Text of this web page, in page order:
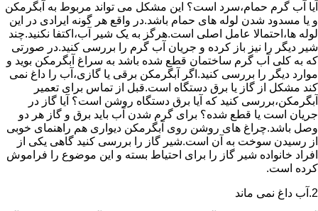
آیا آب گرم حمام،سرد است؟ این مشکل می تواند مربوط به آبگرمکن
و یا مسدود شدن لوله های حمام باشد.در واقع هر گونه ایرادی در این
لوله ها،احتمالا عامل اصلی است.هرگز به یک شیر آب،اکتفا نکنید.چند
شیر دیگر را نیز باز کرده و جریان آب گرم را بررسی کنید.در صورتی
که به کلی آب گرم ساختمان قطع شده باشد به سراغ آبگرمکن بوید و
موارد دیگر را بررسی کنید.اگر آبگرمکن برقی یا گازی،آب را داغ نمی
کند مشکل از گاز یا برق دستگاه است.قبل از تماس برای تعمیر
آبگرمکن،بررسی کنید که آیا برق دستگاه روشن است؟ آیا گاز در
جریان است یا قطع شده؟ برای گرم شدن آب باید برق و گاز هر دو
وصل باشد.چراغ های روشن روی آبگرمکن دیواری هم راهنمای خوبی
از رسیدن سوخت به آن است.شیر گاز را بررسی کنید گاهی یکی از
افراد خانواده شیر گاز را برای احتیاط بسته و این موضوع را فراموش
کرده است.
2.آب داغ نمی ماند